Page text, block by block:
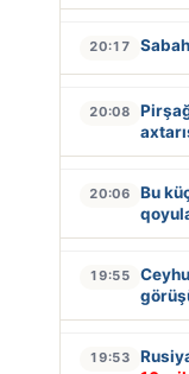
20:17
20:08
20:06
Bu
19:55
19:53